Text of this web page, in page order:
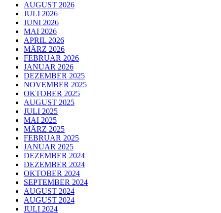
AUGUST 2026
JULI 2026
JUNI 2026
MAI 2026
APRIL 2026
MÄRZ 2026
FEBRUAR 2026
JANUAR 2026
DEZEMBER 2025
NOVEMBER 2025
OKTOBER 2025
AUGUST 2025
JULI 2025
MAI 2025
MÄRZ 2025
FEBRUAR 2025
JANUAR 2025
DEZEMBER 2024
DEZEMBER 2024
OKTOBER 2024
SEPTEMBER 2024
AUGUST 2024
AUGUST 2024
JULI 2024